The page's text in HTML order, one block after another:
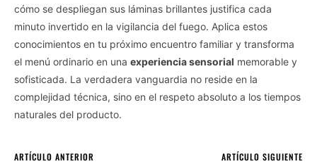
cómo se despliegan sus láminas brillantes justifica cada
minuto invertido en la vigilancia del fuego. Aplica estos
conocimientos en tu próximo encuentro familiar y transforma
el menú ordinario en una experiencia sensorial memorable y
sofisticada. La verdadera vanguardia no reside en la
complejidad técnica, sino en el respeto absoluto a los tiempos
naturales del producto.
ARTÍCULO ANTERIOR ARTÍCULO SIGUIENTE